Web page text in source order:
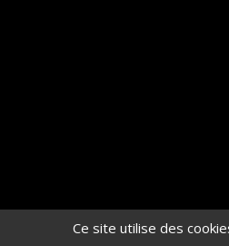
Ce site utilise des